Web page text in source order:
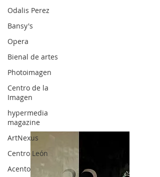
Odalis Perez
Bansy's
Opera
Bienal de artes
Photoimagen
Centro de la
Imagen
hypermedia
magazine
ArtNexus
Centro León
Acento